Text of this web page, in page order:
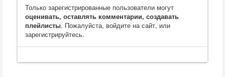
Только зарегистрированные пользователи могут
оценивать, оставлять комментарии, создавать
плейлисты. Пожалуйста, войдите на сайт, или
зарегистрируйтесь.